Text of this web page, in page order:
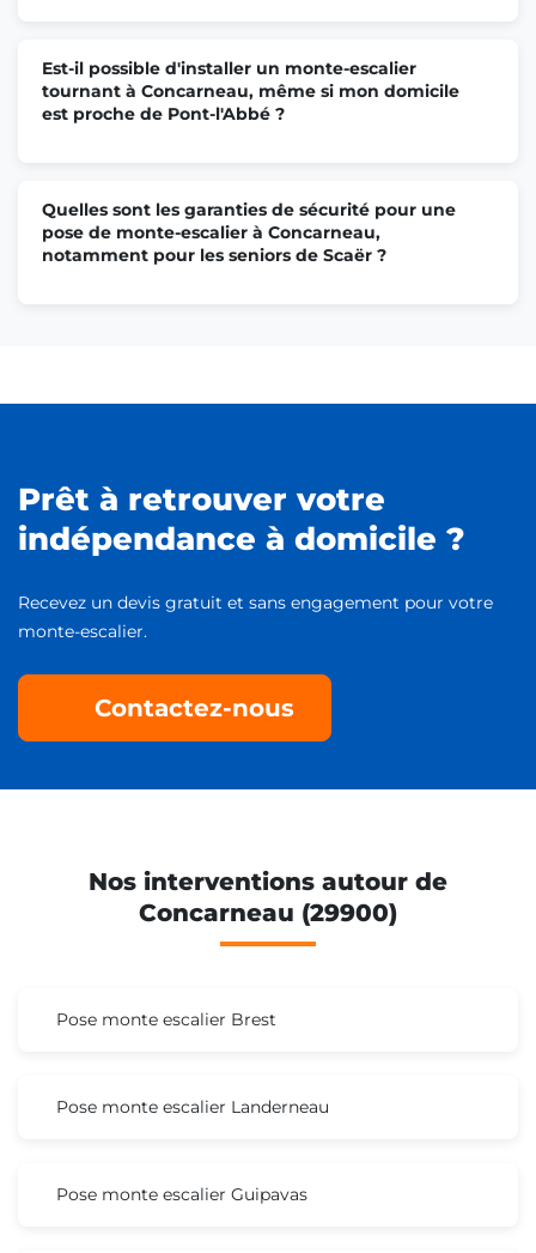
Est-il possible d'installer un monte-escalier
tournant à Concarneau, même si mon domicile
est proche de Pont-l'Abbé ?
Quelles sont les garanties de sécurité pour une
pose de monte-escalier à Concarneau,
notamment pour les seniors de Scaër ?
Prêt à retrouver votre
indépendance à domicile ?
Recevez un devis gratuit et sans engagement pour votre
monte-escalier.
Contactez-nous
Nos interventions autour de
Concarneau (29900)
Pose monte escalier Brest
Pose monte escalier Landerneau
Pose monte escalier Guipavas